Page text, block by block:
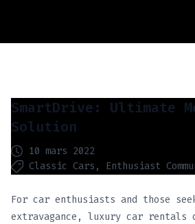
SmartDrive: Ultimate
Solution
10 mars 2022
Classic Cars
Enthusiast
For car enthusiasts and those
extravagance, luxury car rentals